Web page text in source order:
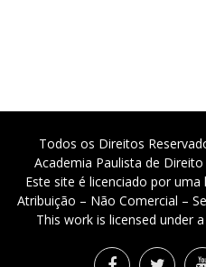
Todos os Direitos
Academia Paulista de
Este site é licenciado por uma
Atribuição – Não Comercial –
This work is licensed under